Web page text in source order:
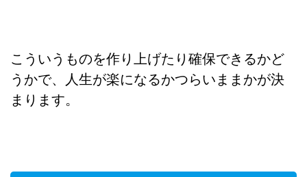
こういうものを作り上げたり確保できるかど
うかで、人生が楽になるかつらいままかが決
まります。